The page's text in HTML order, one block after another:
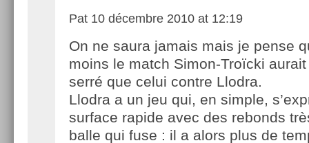
Pat 10 décembre 2010 at 12:19
On ne saura jamais mais je pense
moins le match Simon-Troïcki
serré que celui contre Llodra.
Llodra a un jeu qui, en simple,
surface rapide avec des rebonds
balle qui fuse : il a alors plus de